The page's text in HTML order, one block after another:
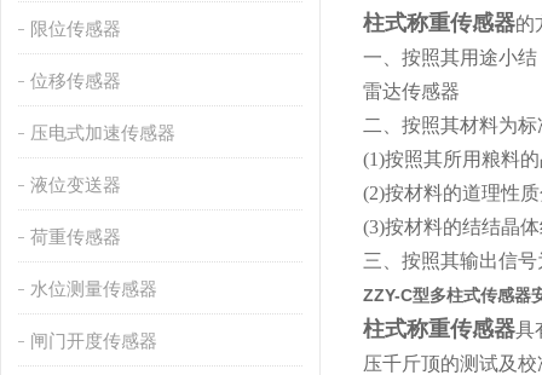
限位传感器
位移传感器
压电式加速传感器
液位变送器
荷重传感器
水位测量传感器
闸门开度传感器
柱式称重传感器的
一、按照其用途小
雷达传感器
二、按照其材料为
(1)按照其所用粮料
(2)按材料的道理性
(3)按材料的结结晶
三、按照其输出信
ZZY-C型多柱式传感器
柱式称重传感器具
压千斤顶的测试及